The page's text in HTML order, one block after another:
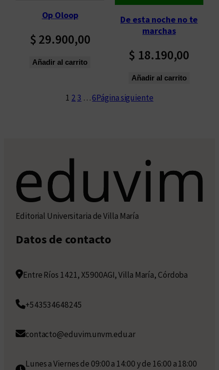
Op Oloop
$ 29.900,00
Añadir al carrito
De esta noche no te
marchas
$ 18.190,00
Añadir al carrito
1 23 …6Página siguiente
Editorial Universitaria de Villa María
Datos de contacto
Entre Ríos 1421, X5900AGI, Villa María, Córdoba
+543534648245
contacto@eduvim.unvm.edu.ar
Lunes a Viernes de 09:00 a 14:00 y de 16:00 a 18:00